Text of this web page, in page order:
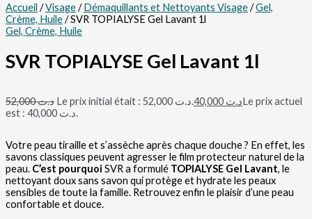
Accueil /Visage/Démaquillants et Nettoyants Visage/Gel,
Crème, Huile/ SVR TOPIALYSE Gel Lavant 1l
Gel, Crème, Huile
SVR TOPIALYSE Gel Lavant 1l
د.ت52,000 Le prix initial était : د.ت 52,000. د.تLe prix actuel
est : د.ت 40,000.
Votre peau tiraille et s’assèche après chaque douche ? En effet, les
savons classiques peuvent agresser le film protecteur naturel de la
peau. C’est pourquoi SVR a formulé TOPIALYSE Gel Lavant, le
nettoyant doux sans savon qui protège et hydrate les peaux
sensibles de toute la famille. Retrouvez enfin le plaisir d’une peau
confortable et douce.